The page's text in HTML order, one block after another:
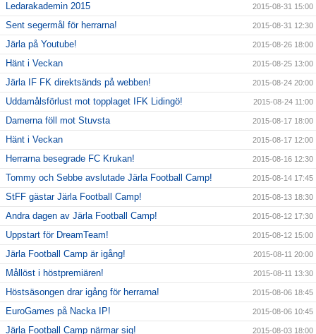
Ledarakademin 2015 2015-08-31 15:00
Sent segermål för herrarna! 2015-08-31 12:30
Järla på Youtube! 2015-08-26 18:00
Hänt i Veckan 2015-08-25 13:00
Järla IF FK direktsänds på webben! 2015-08-24 20:00
Uddamålsförlust mot topplaget IFK Lidingö! 2015-08-24 11:00
Damerna föll mot Stuvsta 2015-08-17 18:00
Hänt i Veckan 2015-08-17 12:00
Herrarna besegrade FC Krukan! 2015-08-16 12:30
Tommy och Sebbe avslutade Järla Football Camp! 2015-08-14 17:45
StFF gästar Järla Football Camp! 2015-08-13 18:30
Andra dagen av Järla Football Camp! 2015-08-12 17:30
Uppstart för DreamTeam! 2015-08-12 15:00
Järla Football Camp är igång! 2015-08-11 20:00
Mållöst i höstpremiären! 2015-08-11 13:30
Höstsäsongen drar igång för herrarna! 2015-08-06 18:45
EuroGames på Nacka IP! 2015-08-06 10:45
Järla Football Camp närmar sig! 2015-08-03 18:00